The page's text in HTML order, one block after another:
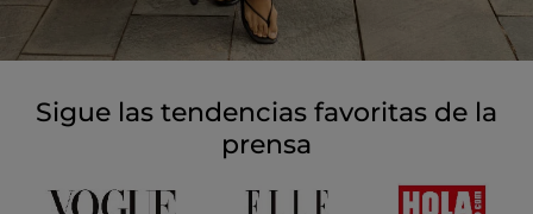
Sigue las tendencias favoritas de la
prensa